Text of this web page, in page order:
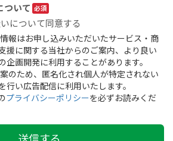
ついて
について同意する
報はお申し込みいただいたサービス・商
援に関する当社からのご案内、より良い
企画開発に利用することがあります。
のため、匿名化され個人が特定されない
行い広告配信に利用いたします。
プライバシーポリシーを必ずお読みくだ